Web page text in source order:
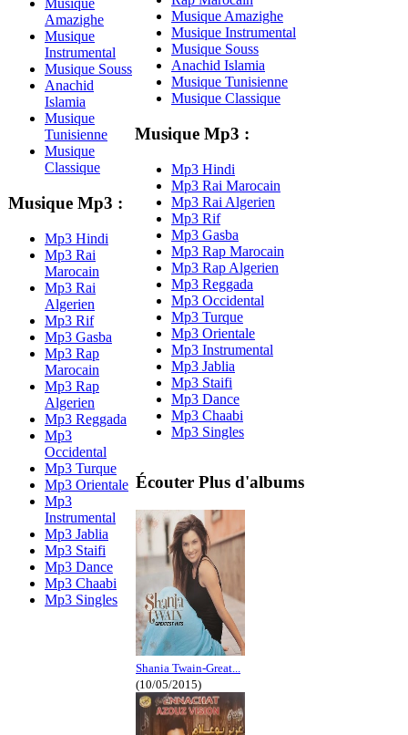
Musique
Amazighe
Musique
Instrumental
Musique Souss
Anachid
Islamia
Musique
Tunisienne
Musique
Classique
Musique Mp3 :
Mp3 Hindi
Mp3 Rai
Marocain
Mp3 Rai
Algerien
Mp3 Rif
Mp3 Gasba
Mp3 Rap
Marocain
Mp3 Rap
Algerien
Mp3 Reggada
Mp3
Occidental
Mp3 Turque
Mp3 Orientale
Mp3
Instrumental
Mp3 Jablia
Mp3 Staifi
Mp3 Dance
Mp3 Chaabi
Mp3 Singles
Musique Amazighe
Musique Instrumental
Musique Souss
Anachid Islamia
Musique Tunisienne
Musique Classique
Musique Mp3 :
Mp3 Hindi
Mp3 Rai Marocain
Mp3 Rai Algerien
Mp3 Rif
Mp3 Gasba
Mp3 Rap Marocain
Mp3 Rap Algerien
Mp3 Reggada
Mp3 Occidental
Mp3 Turque
Mp3 Orientale
Mp3 Instrumental
Mp3 Jablia
Mp3 Staifi
Mp3 Dance
Mp3 Chaabi
Mp3 Singles
Écouter Plus d'albums
Shania Twain-Great...
(10/05/2015)